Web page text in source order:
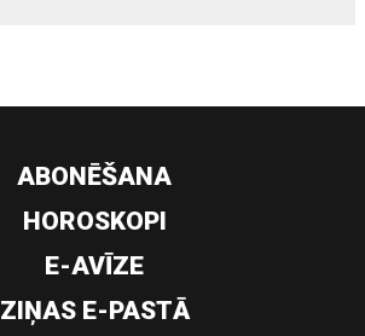
ABONĒŠANA
HOROSKOPI
E-AVĪZE
ZIŅAS E-PASTĀ